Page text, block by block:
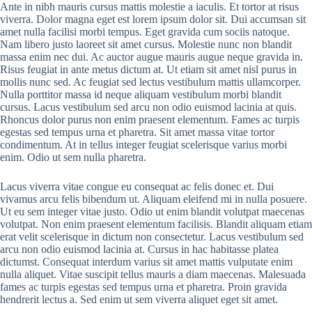
Ante in nibh mauris cursus mattis molestie a iaculis. Et tortor at risus
viverra. Dolor magna eget est lorem ipsum dolor sit. Dui accumsan sit
amet nulla facilisi morbi tempus. Eget gravida cum sociis natoque.
Nam libero justo laoreet sit amet cursus. Molestie nunc non blandit
massa enim nec dui. Ac auctor augue mauris augue neque gravida in.
Risus feugiat in ante metus dictum at. Ut etiam sit amet nisl purus in
mollis nunc sed. Ac feugiat sed lectus vestibulum mattis ullamcorper.
Nulla porttitor massa id neque aliquam vestibulum morbi blandit
cursus. Lacus vestibulum sed arcu non odio euismod lacinia at quis.
Rhoncus dolor purus non enim praesent elementum. Fames ac turpis
egestas sed tempus urna et pharetra. Sit amet massa vitae tortor
condimentum. At in tellus integer feugiat scelerisque varius morbi
enim. Odio ut sem nulla pharetra.
Lacus viverra vitae congue eu consequat ac felis donec et. Dui
vivamus arcu felis bibendum ut. Aliquam eleifend mi in nulla posuere.
Ut eu sem integer vitae justo. Odio ut enim blandit volutpat maecenas
volutpat. Non enim praesent elementum facilisis. Blandit aliquam etiam
erat velit scelerisque in dictum non consectetur. Lacus vestibulum sed
arcu non odio euismod lacinia at. Cursus in hac habitasse platea
dictumst. Consequat interdum varius sit amet mattis vulputate enim
nulla aliquet. Vitae suscipit tellus mauris a diam maecenas. Malesuada
fames ac turpis egestas sed tempus urna et pharetra. Proin gravida
hendrerit lectus a. Sed enim ut sem viverra aliquet eget sit amet.